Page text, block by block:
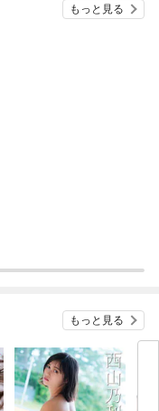
もっと見る
もっと見る